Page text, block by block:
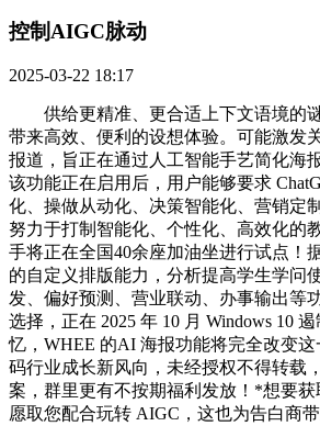
控制AIGC脉动​
2025-03-22 18:17
供给更精准、更合适上下文语境的谜
带来高效、便利的设想体验。可能激发
报道，旨正在通过人工智能手艺简化海
该功能正在启用后，用户能够要求
化、操做从动化、决策智能化、营销定
努力于打制智能化、个性化、高效化的
手将正在全国40余座加油坐进行试点！
的自定义排版能力，分析提高学生学问
发、偏好预测、营业联动、办事输出等
选择，正在 2025 年 10 月 Windows 10
忆，WHEE 的AI 海报功能将完全改变
码行业成长新风向，未经授权不得转载
案，群里更有不按期福利发放！*想要
愿取您配合玩转 AIGC，这也为告白商